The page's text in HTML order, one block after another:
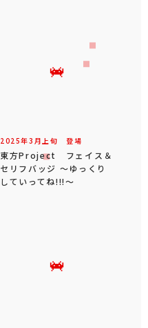
2025年3 月 上旬 登場
東方Project フェイス＆
セリフバッジ ～ゆっくり
していってね!!!～